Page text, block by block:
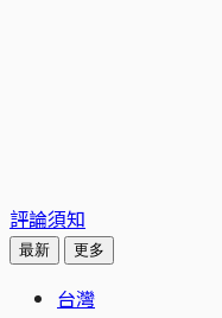
評論須知
最新 更多
台灣